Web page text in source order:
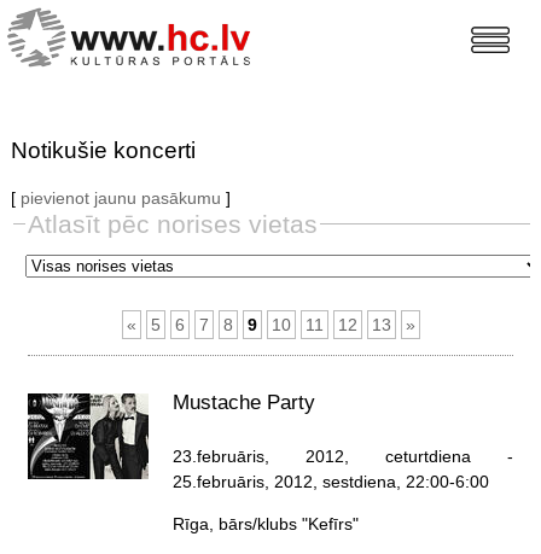
Notikušie koncerti
[ pievienot jaunu pasākumu ]
Atlasīt pēc norises vietas
« 5 6 7 8 9 10 11 12 13 »
Mustache Party
23.februāris, 2012, ceturtdiena -
25.februāris, 2012, sestdiena , 22:00-6:00
Rīga, bārs/klubs "Kefīrs"